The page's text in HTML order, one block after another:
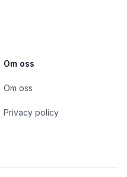
Om oss
Om oss
Privacy policy